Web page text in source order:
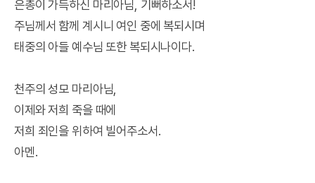
은총이 가득하신 마리아님, 기뻐하소서!
주님께서 함께 계시니 여인 중에 복되시며
태중의 아들 예수님 또한 복되시나이다.
천주의 성모 마리아님,
이제와 저희 죽을 때에
저희 죄인을 위하여 빌어주소서.
아멘.